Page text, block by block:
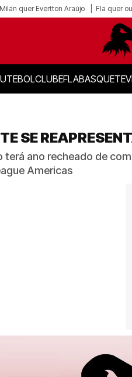
Milan quer Evertton Araújo Fla quer
CLUBEFLABASQUETE
SE
terá ano recheado de
Americas